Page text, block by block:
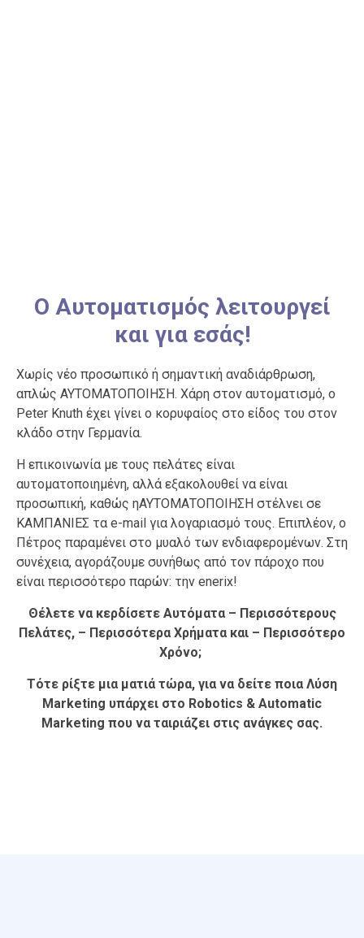
Ο Αυτοματισμός λειτουργεί
και για εσάς!
Χωρίς νέο προσωπικό ή σημαντική αναδιάρθρωση,
απλώς ΑΥΤΟΜΑΤΟΠΟΙΗΣΗ. Χάρη στον αυτοματισμό, ο
Peter Knuth έχει γίνει ο κορυφαίος στο είδος του στον
κλάδο στην Γερμανία.
Η επικοινωνία με τους πελάτες είναι
αυτοματοποιημένη, αλλά εξακολουθεί να είναι
προσωπική, καθώς ηΑΥΤΟΜΑΤΟΠΟΙΗΣΗ στέλνει σε
ΚΑΜΠΑΝΙΕΣ τα e-mail για λογαριασμό τους. Επιπλέον, ο
Πέτρος παραμένει στο μυαλό των ενδιαφερομένων. Στη
συνέχεια, αγοράζουμε συνήθως από τον πάροχο που
είναι περισσότερο παρών: την enerix!
Θέλετε να κερδίσετε Αυτόματα – Περισσότερους
Πελάτες, – Περισσότερα Χρήματα και – Περισσότερο
Χρόνο;
Τότε ρίξτε μια ματιά τώρα, για να δείτε ποια Λύση
Marketing υπάρχει στο Robotics & Automatic
Marketing που να ταιριάζει στις ανάγκες σας.